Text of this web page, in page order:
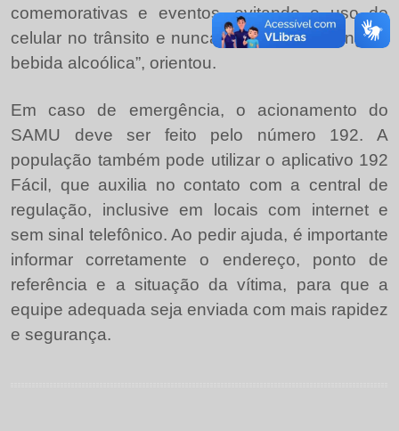
comemorativas e eventos, evitando o uso de
celular no trânsito e nunca dirigindo após ingerir
bebida alcoólica”, orientou.
Em caso de emergência, o acionamento do
SAMU deve ser feito pelo número 192. A
população também pode utilizar o aplicativo 192
Fácil, que auxilia no contato com a central de
regulação, inclusive em locais com internet e
sem sinal telefônico. Ao pedir ajuda, é importante
informar corretamente o endereço, ponto de
referência e a situação da vítima, para que a
equipe adequada seja enviada com mais rapidez
e segurança.